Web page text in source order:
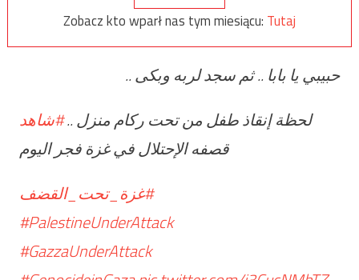
Zobacz kto wparł nas tym miesiącu: Tutaj
حبيبي يا بابا .. ثم سجد لربه وبكى ..
#شاهد ⁩ .. لحظة إنقاذ طفل من تحت ركام منزل
قصفه الإحتلال في غزة فجر اليوم
#غزة_تحت_القضف
#PalestineUnderAttack
#GazzaUnderAttack